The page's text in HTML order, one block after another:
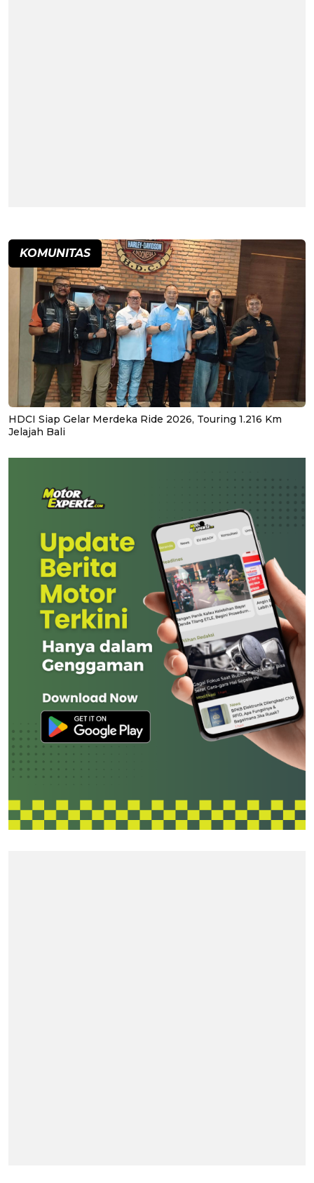
KOMUNITAS
HDCI Siap Gelar Merdeka Ride 2026, Touring 1.216 Km
Jelajah Bali